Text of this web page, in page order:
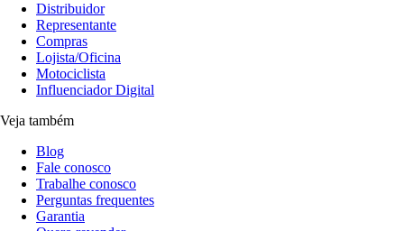
Distribuidor
Representante
Compras
Lojista/Oficina
Motociclista
Influenciador Digital
Veja também
Blog
Fale conosco
Trabalhe conosco
Perguntas frequentes
Garantia